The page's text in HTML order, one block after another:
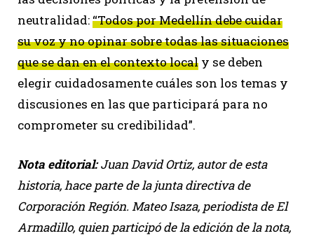
neutralidad:“Todos por Medellín debe cuidar
su voz y no opinar sobre todas las situaciones
que se dan en el contexto local y se deben
elegir cuidadosamente cuáles son los temas y
discusiones en las que participará para no
comprometer su credibilidad”.
Nota editorial:Juan David Ortiz, autor de esta
historia, hace parte de la junta directiva de
Corporación Región. Mateo Isaza, periodista de El
Armadillo, quien participó de la edición de la nota,